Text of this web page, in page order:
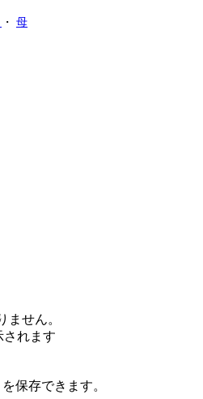
・ 母
ません。
れます
保存できます。